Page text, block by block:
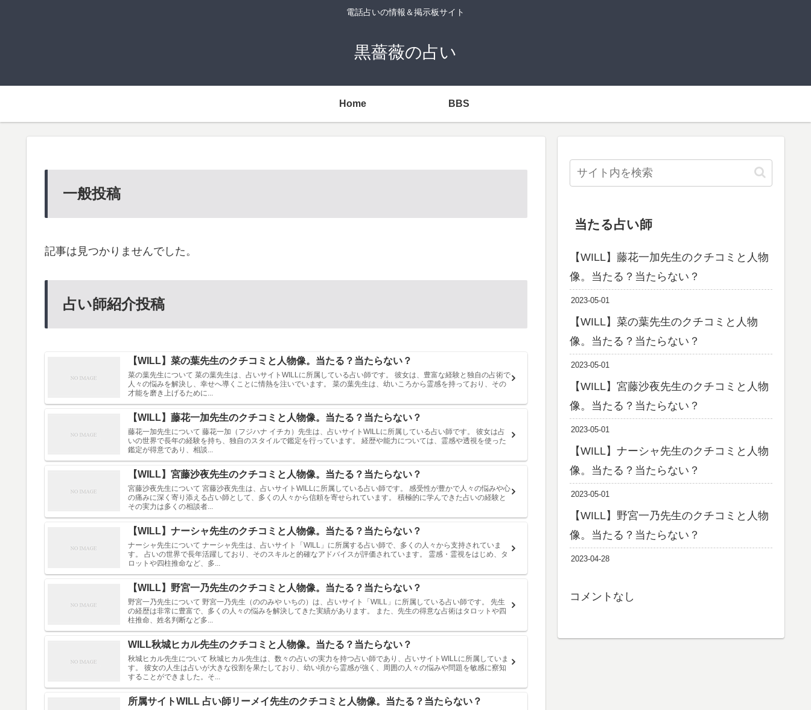
電話占いの情報＆掲示板サイト
黒薔薇の占い
Home BBS
一般投稿
記事は見つかりませんでした。
占い師紹介投稿
【WILL】菜の葉先生のクチコミと人物像。当たる？当たらない？
菜の葉先生について 菜の葉先生は、占いサイトWILLに所属している占い師です。 彼女は、豊富な経験と独自の占術で
人々の悩みを解決し、幸せへ導くことに情熱を注いでいます。 菜の葉先生は、幼いころから霊感を持っており、その
才能を磨き上げるために...
【WILL】藤花一加先生のクチコミと人物像。当たる？当たらない？
藤花一加先生について 藤花一加（フジハナ イチカ）先生は、占いサイトWILLに所属している占い師です。 彼女は占
いの世界で長年の経験を持ち、独自のスタイルで鑑定を行っています。 経歴や能力については、霊感や透視を使った
鑑定が得意であり、相談...
【WILL】宮藤沙夜先生のクチコミと人物像。当たる？当たらない？
宮藤沙夜先生について 宮藤沙夜先生は、占いサイトWILLに所属している占い師です。 感受性が豊かで人々の悩みや心
の痛みに深く寄り添える占い師として、多くの人々から信頼を寄せられています。 積極的に学んできた占いの経験と
その実力は多くの相談者...
【WILL】ナーシャ先生のクチコミと人物像。当たる？当たらない？
ナーシャ先生について ナーシャ先生は、占いサイト「WILL」に所属する占い師で、多くの人々から支持されていま
す。 占いの世界で長年活躍しており、そのスキルと的確なアドバイスが評価されています。 霊感・霊視をはじめ、タ
ロットや四柱推命など、多...
【WILL】野宮一乃先生のクチコミと人物像。当たる？当たらない？
野宮一乃先生について 野宮一乃先生（ののみや いちの）は、占いサイト「WILL」に所属している占い師です。 先生
の経歴は非常に豊富で、多くの人々の悩みを解決してきた実績があります。 また、先生の得意な占術はタロットや四
柱推命、姓名判断など多...
WILL秋城ヒカル先生のクチコミと人物像。当たる？当たらない？
秋城ヒカル先生について 秋城ヒカル先生は、数々の占いの実力を持つ占い師であり、占いサイトWILLに所属していま
す。 彼女の人生は占いが大きな役割を果たしており、幼い頃から霊感が強く、周囲の人々の悩みや問題を敏感に察知
することができました。そ...
所属サイトWILL 占い師リーメイ先生のクチコミと人物像。当たる？当たらない？
当たる占い師
【WILL】藤花一加先生のクチコミと人物
像。当たる？当たらない？
2023-05-01
【WILL】菜の葉先生のクチコミと人物
像。当たる？当たらない？
2023-05-01
【WILL】宮藤沙夜先生のクチコミと人物
像。当たる？当たらない？
2023-05-01
【WILL】ナーシャ先生のクチコミと人物
像。当たる？当たらない？
2023-05-01
【WILL】野宮一乃先生のクチコミと人物
像。当たる？当たらない？
2023-04-28
コメントなし